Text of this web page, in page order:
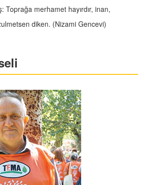
Toprağa merhamet hayırdır, inan,
diken. (Nizami Gencevi)